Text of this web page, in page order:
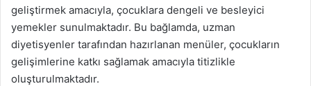
geliştirmek amacıyla, çocuklara dengeli ve besleyici
yemekler sunulmaktadır. Bu bağlamda, uzman
diyetisyenler tarafından hazırlanan menüler, çocukların
gelişimlerine katkı sağlamak amacıyla titizlikle
oluşturulmaktadır.